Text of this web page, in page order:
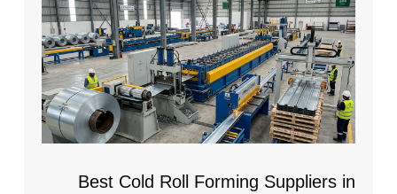
Best Cold Roll Forming Suppliers in